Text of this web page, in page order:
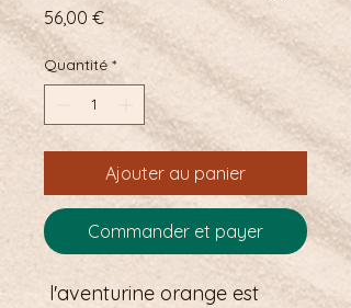
56,00 €Prix
Quantité *
Ajouter au panier
Commander et payer
l'aventurine orange est